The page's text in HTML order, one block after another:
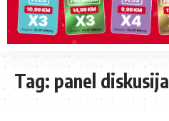
Tag: panel diskusija